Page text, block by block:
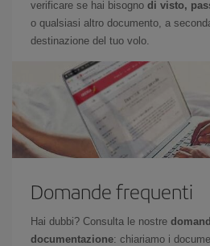
verificare se hai bisogno di visto,
o qualsiasi altro documento, a
destinazione del tuo volo.
Domande frequenti
Hai dubbi? Consulta le nostre
documentazione: chiariamo i